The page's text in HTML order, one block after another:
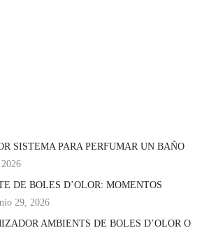
SISTEMA PARA PERFUMAR UN BAÑO
DE BOLES D’OLOR: MOMENTOS
29, 2026
AMBIENTS DE BOLES D’OLOR O